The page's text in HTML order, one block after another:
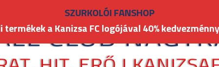
SZURKOLÓI FANSHOP
termékek a Kanizsa FC logójával 40%